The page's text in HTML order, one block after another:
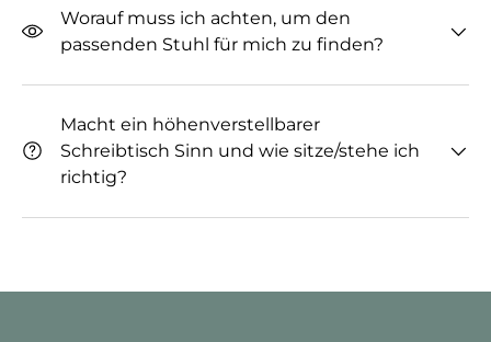
Worauf muss ich achten, um den
passenden Stuhl für mich zu finden?
Macht ein höhenverstellbarer
Schreibtisch Sinn und wie sitze/stehe ich
richtig?